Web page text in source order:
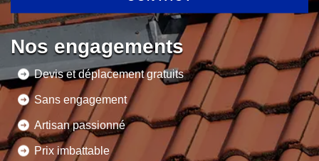
Nos engagements
Devis et déplacement gratuits
Sans engagement
Artisan passionné
Prix imbattable